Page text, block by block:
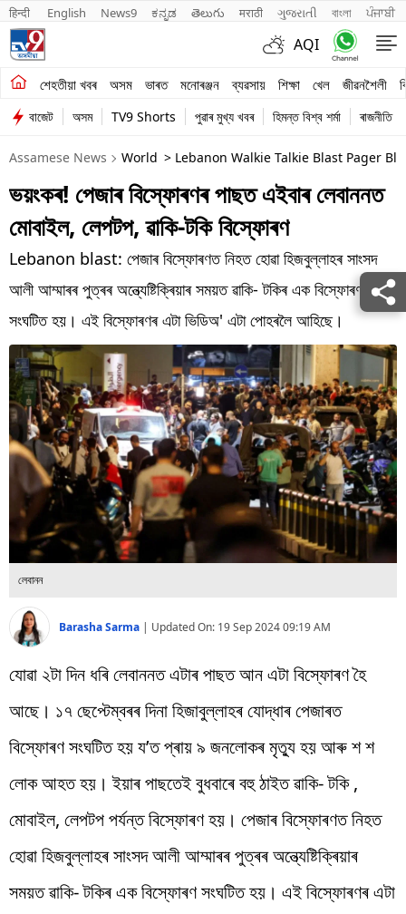
हिन्दी English News9 ಕನ್ನಡ తెలుగు मराठी ગુજરાતી বাংলা ਪੰਜਾਬੀ
AQI
শেহতীয়া খবৰ অসম ভাৰত মনোৰঞ্জন ব্যৱসায় শিক্ষা খেল জীৱনশৈলী
শেহতীয়া খবৰ
অসম
ভাৰত
মনোৰঞ্জন
শিক্ষা
খেল
জীৱনশৈলী
বিশ্ব
প্ৰযুক্তি
Videos
বাজেট অসম TV9 Shorts পুৱাৰ মুখ্য খবৰ হিমন্ত বিশ্ব শৰ্মা ৰাজনীতি
Assamese News World > Lebanon Walkie Talkie Blast Pager
ভয়ংকৰ! পেজাৰ বিস্ফোৰণৰ পাছত এইবাৰ লেবাননত
মোবাইল, লেপটপ, ৱাকি-টকি বিস্ফোৰণ
Lebanon blast: পেজাৰ বিস্ফোৰণত নিহত হোৱা হিজবুল্লাহৰ সাংসদ
আলী আম্মাৰৰ পুত্ৰৰ অন্ত্যেষ্টিক্ৰিয়াৰ সময়ত ৱাকি- টকিৰ এক বিস্ফোৰণ
সংঘটিত হয়। এই বিস্ফোৰণৰ এটা ভিডিঅ' এটা পোহৰলৈ আহিছে।
লেবানন
Barasha Sarma | Updated On: 19 Sep 2024 09:19 AM
যোৱা ২টা দিন ধৰি লেবাননত এটাৰ পাছত আন এটা বিস্ফোৰণ হৈ
আছে। ১৭ ছেপ্টেম্বৰৰ দিনা হিজাবুল্লাহৰ যোদ্ধাৰ পেজাৰত
বিস্ফোৰণ সংঘটিত হয় য’ত প্ৰায় ৯ জনলোকৰ মৃত্যু হয় আৰু শ শ
লোক আহত হয়। ইয়াৰ পাছতেই বুধবাৰে বহু ঠাইত ৱাকি- টকি ,
মোবাইল, লেপটপ পৰ্যন্ত বিস্ফোৰণ হয়। পেজাৰ বিস্ফোৰণত নিহত
হোৱা হিজবুল্লাহৰ সাংসদ আলী আম্মাৰৰ পুত্ৰৰ অন্ত্যেষ্টিক্ৰিয়াৰ
সময়ত ৱাকি- টকিৰ এক বিস্ফোৰণ সংঘটিত হয়। এই বিস্ফোৰণৰ এটা